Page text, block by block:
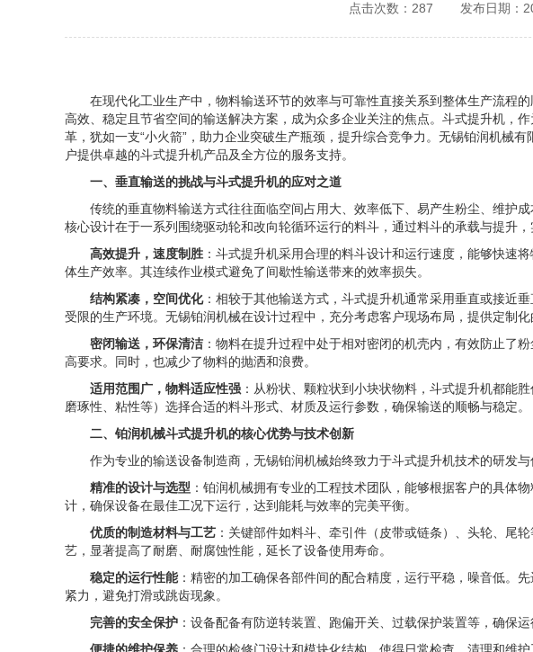
点击次数：287 发布日期：
在现代化工业生产中，物料输送环节的效率与可靠性直接关系到整体生产流程
高效、稳定且节省空间的输送解决方案，成为众多企业关注的焦点。 斗式提升机 ，
革，犹如一支“小火箭”，助力企业突破生产瓶颈，提升综合竞争力。无锡铂润机械
户提供卓越的斗式提升机产品及全方位的服务支持。
一、垂直输送的挑战与斗式提升机的应对之道
传统的垂直物料输送方式往往面临空间占用大、效率低下、易产生粉尘、维护
核心设计在于一系列围绕驱动轮和改向轮循环运行的料斗，通过料斗的承载与提升
高效提升，速度制胜 ：斗式提升机采用合理的料斗设计和运行速度，能够快速
体生产效率。其连续作业模式避免了间歇性输送带来的效率损失。
结构紧凑，空间优化：相较于其他输送方式，斗式提升机通常采用垂直或接近
受限的生产环境。无锡铂润机械在设计过程中，充分考虑客户现场布局，提供定制化
密闭输送，环保清洁 ：物料在提升过程中处于相对密闭的机壳内，有效防止了
高要求。同时，也减少了物料的抛洒和浪费。
适用范围广，物料适应性强 ：从粉状、颗粒状到小块状物料，斗式提升机都能
磨琢性、粘性等）选择合适的料斗形式、材质及运行参数，确保输送的顺畅与稳定。
二、铂润机械斗式提升机的核心优势与技术创新
作为专业的输送设备制造商，无锡铂润机械始终致力于斗式提升机技术的研发
精准的设计与选型 ：铂润机械拥有专业的工程技术团队，能够根据客户的具体
计，确保设备在最佳工况下运行，达到能耗与效率的完美平衡。
优质的制造材料与工艺 ：关键部件如料斗、牵引件（皮带或链条）、头轮、尾
艺，显著提高了耐磨、耐腐蚀性能，延长了设备使用寿命。
稳定的运行性能：精密的加工确保各部件间的配合精度，运行平稳，噪音低。
紧力，避免打滑或跳齿现象。
完善的安全保护 ：设备配备有防逆转装置、跑偏开关、过载保护装置等，确保